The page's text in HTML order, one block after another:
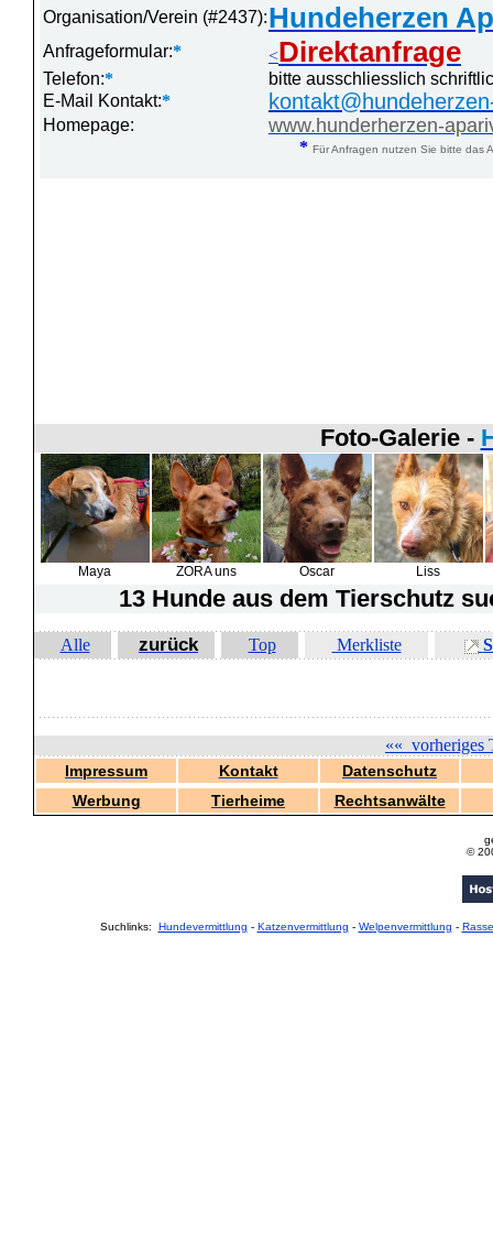
Organisation/Verein (#2437):Hundeherzen
Anfrageformular:* <Direktanfrage
Telefon:*
bitte ausschliesslich
E-Mail Kontakt:*
Homepage: www.hunderherzen-
* Für Anfragen nutzen Sie bitte das
Foto-Galerie -
Maya ZORA uns Oscar Liss
13 Hunde aus dem Tierschutz
Alle zurück Top Merkliste
«« vorheriges
Impressum Kontakt
Datenschutz
Werbung
Tierheime Rechtsanwälte
©
Suchlinks: Hundevermittlung - Katzenvermittlung - Welpenvermittlung -